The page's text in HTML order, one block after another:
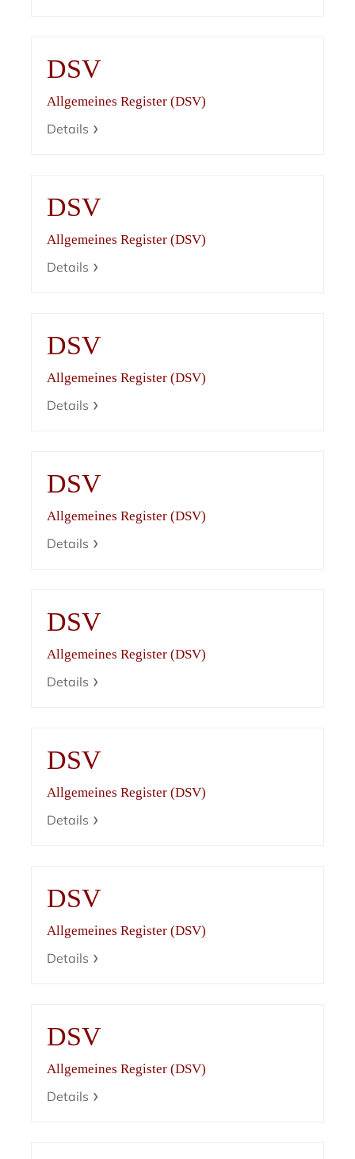
DSV
Allgemeines Register (DSV)
Details
DSV
Allgemeines Register (DSV)
Details
DSV
Allgemeines Register (DSV)
Details
DSV
Allgemeines Register (DSV)
Details
DSV
Allgemeines Register (DSV)
Details
DSV
Allgemeines Register (DSV)
Details
DSV
Allgemeines Register (DSV)
Details
DSV
Allgemeines Register (DSV)
Details